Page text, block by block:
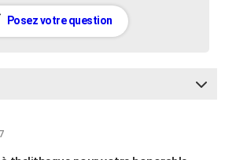
Posez votre question